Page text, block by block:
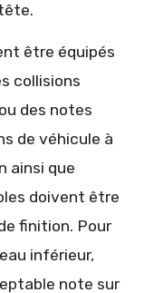
être équipés
collisions
des notes
de véhicule à
ainsi que
doivent être
finition. Pour
inférieur,
note sur